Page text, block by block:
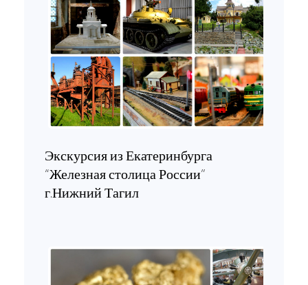
Экскурсия из Екатеринбурга
“Железная столица России”
г.Нижний Тагил